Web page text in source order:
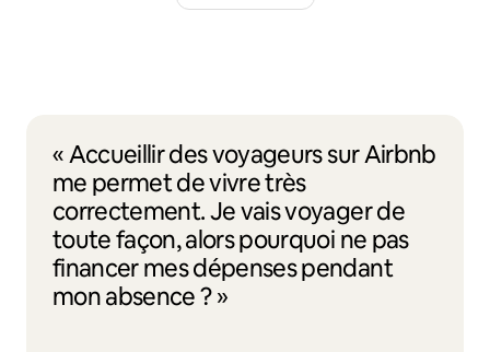
« Accueillir des voyageurs sur Airbnb
me permet de vivre très
correctement. Je vais voyager de
toute façon, alors pourquoi ne pas
financer mes dépenses pendant
mon absence ? »